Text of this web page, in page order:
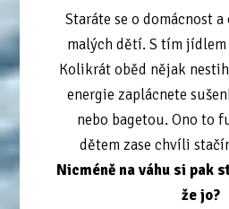
Staráte se o domácnost
malých dětí. S tím
Kolikrát oběd nějak
energie zaplácnete
nebo bagetou. Ono to
dětem zase chvíli
Nicméně na váhu si pak
že jo?